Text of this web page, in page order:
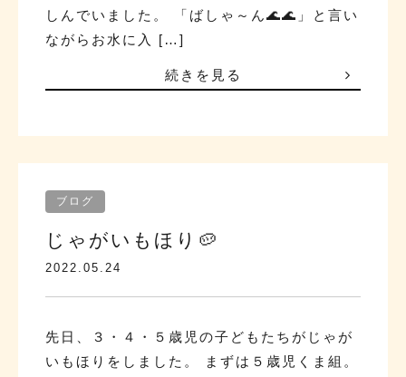
しんでいました。 「ばしゃ～ん🌊🌊」と言い
ながらお水に入 […]
続きを見る
ブログ
じゃがいもほり🥔
2022.05.24
先日、３・４・５歳児の子どもたちがじゃが
いもほりをしました。 まずは５歳児くま組。